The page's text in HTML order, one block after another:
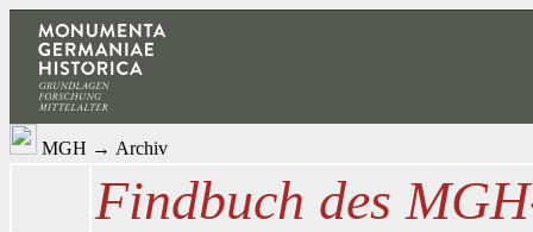
MGH → Archiv
Findbuch des